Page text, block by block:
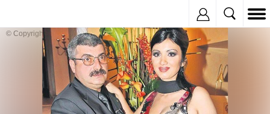
© Copyright: